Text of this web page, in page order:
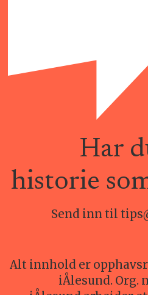
Har
historie
Send inn til
Alt innhold er
iÅlesund. Org.